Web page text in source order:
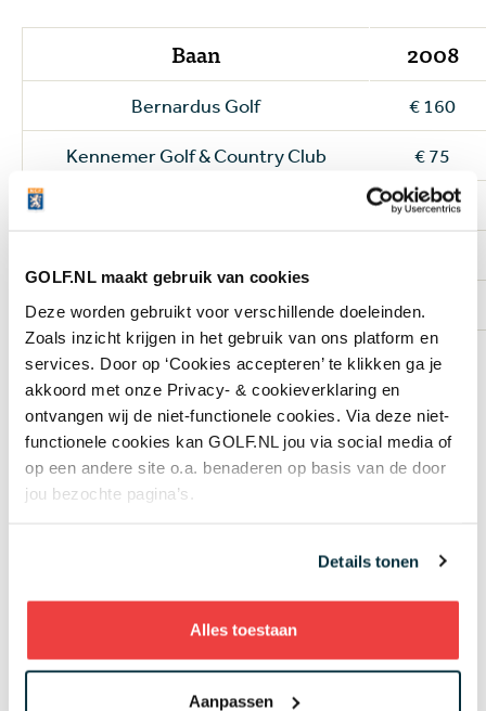
GOLF.NL maakt gebruik van cookies
Deze worden gebruikt voor verschillende doeleinden.
Zoals inzicht krijgen in het gebruik van ons platform en
services. Door op ‘Cookies accepteren’ te klikken ga je
akkoord met onze Privacy- & cookieverklaring en
ontvangen wij de niet-functionele cookies. Via deze niet-
functionele cookies kan GOLF.NL jou via social media of
op een andere site o.a. benaderen op basis van de door
jou bezochte pagina’s.
Details tonen
Alles toestaan
Aanpassen
Baan 2008
Bernardus Golf € 160
Kennemer Golf & Country Club € 75
€ 60
Golfbaan Sloten € 18
(Lees je dit op je mobiele telefoon? Kantel dan je
scherm voor een volledig overzicht)